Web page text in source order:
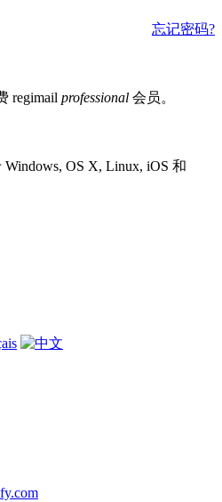
忘记密码?
regimail professional 会员。
OS X, Linux, iOS 和